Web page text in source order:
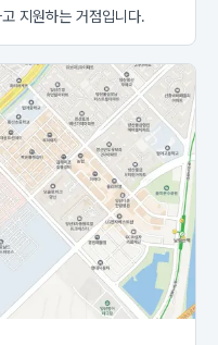
지원하는 거점입니다.